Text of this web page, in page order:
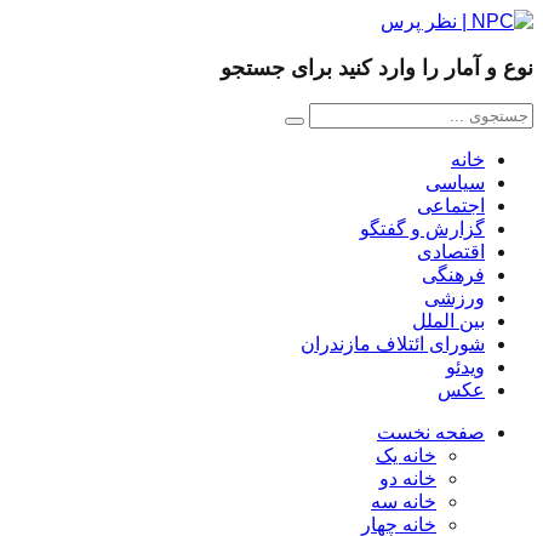
نوع و آمار را وارد کنید برای جستجو
خانه
سیاسی
اجتماعی
گزارش و گفتگو
اقتصادی
فرهنگی
ورزشی
بین الملل
شورای ائتلاف مازندران
ویدئو
عکس
صفحه نخست
خانه یک
خانه دو
خانه سه
خانه چهار